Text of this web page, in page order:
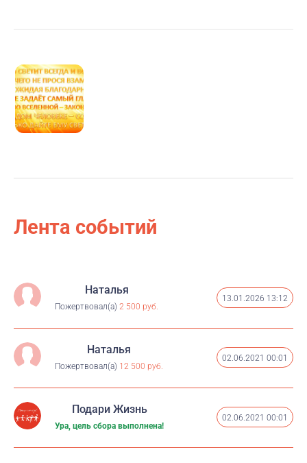
Лента событий
Наталья
Пожертвовал(а) 2 500 руб.
13.01.2026 13:12
Наталья
Пожертвовал(а) 12 500 руб.
02.06.2021 00:01
Подари Жизнь
Ура, цель сбора выполнена!
02.06.2021 00:01